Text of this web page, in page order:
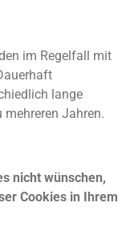
im Regelfall mit
lange
Jahren.
nicht wünschen,
Cookies in Ihrem